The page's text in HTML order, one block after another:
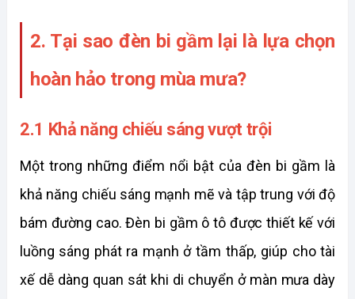
2. Tại sao đèn bi gầm lại là lựa chọn
hoàn hảo trong mùa mưa?
2.1 Khả năng chiếu sáng vượt trội
Một trong những điểm nổi bật của đèn bi gầm là
khả năng chiếu sáng mạnh mẽ và tập trung với độ
bám đường cao. Đèn bi gầm ô tô được thiết kế với
luồng sáng phát ra mạnh ở tầm thấp, giúp cho tài
xế dễ dàng quan sát khi di chuyển ở màn mưa dày